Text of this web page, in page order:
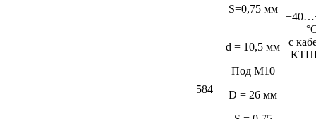
c
S=0,75 мм
584
d = 10,5 мм
Под М10
D = 26 мм